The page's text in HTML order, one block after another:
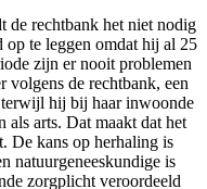
de rechtbank het niet nodig
op te leggen omdat hij al 25
zijn er nooit problemen
volgens de rechtbank, een
terwijl hij bij haar inwoonde
als arts. Dat maakt dat het
De kans op herhaling is
natuurgeneeskundige is
zorgplicht veroordeeld